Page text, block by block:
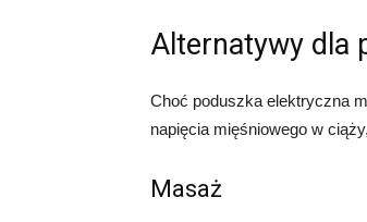
Alternatywy dla
Choć poduszka elektryczna
napięcia mięśniowego w
Masaż